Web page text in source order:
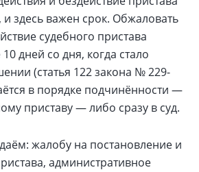
здесь важен срок. Обжаловать
судебного пристава
дней со дня, когда стало
(статья 122 закона № 229-
в порядке подчинённости —
приставу — либо сразу в суд.
жалобу на постановление и
административное